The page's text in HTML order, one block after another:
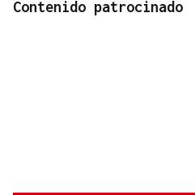
Contenido patrocinado